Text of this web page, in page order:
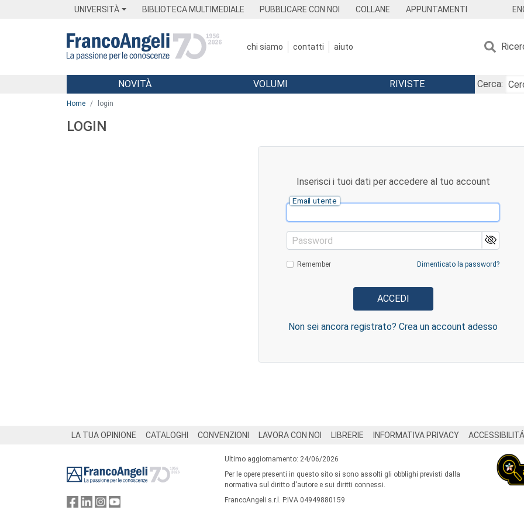
UNIVERSITÀ BIBLIOTECA MULTIMEDIALE PUBBLICARE CON NOI COLLANE APPUNTAMENTI
chi siamo contatti aiuto
Menu
NOVITÀ VOLUMI RIVISTE
Cerca:
Home login
LOGIN
Inserisci i tuoi dati per accedere al tuo account
Email utente
Password
Remember Dimenticato la password?
Non sei ancora registrato? Crea un account adesso
LA TUA OPINIONE CATALOGHI CONVENZIONI LAVORA CON NOI LIBRERIE INFORMATIVA PRIVACY ACCESSIBILITÁ
Ultimo aggiornamento: 24/06/2026
Per le opere presenti in questo sito si sono assolti gli obblighi previsti dalla
normativa sul diritto d'autore e sui diritti connessi.
FrancoAngeli s.r.l. P.IVA 04949880159